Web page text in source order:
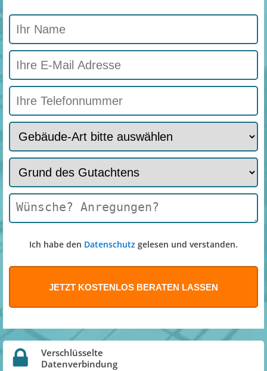
Ich habe den Datenschutz gelesen und verstanden.
Verschlüsselte
Datenverbindung